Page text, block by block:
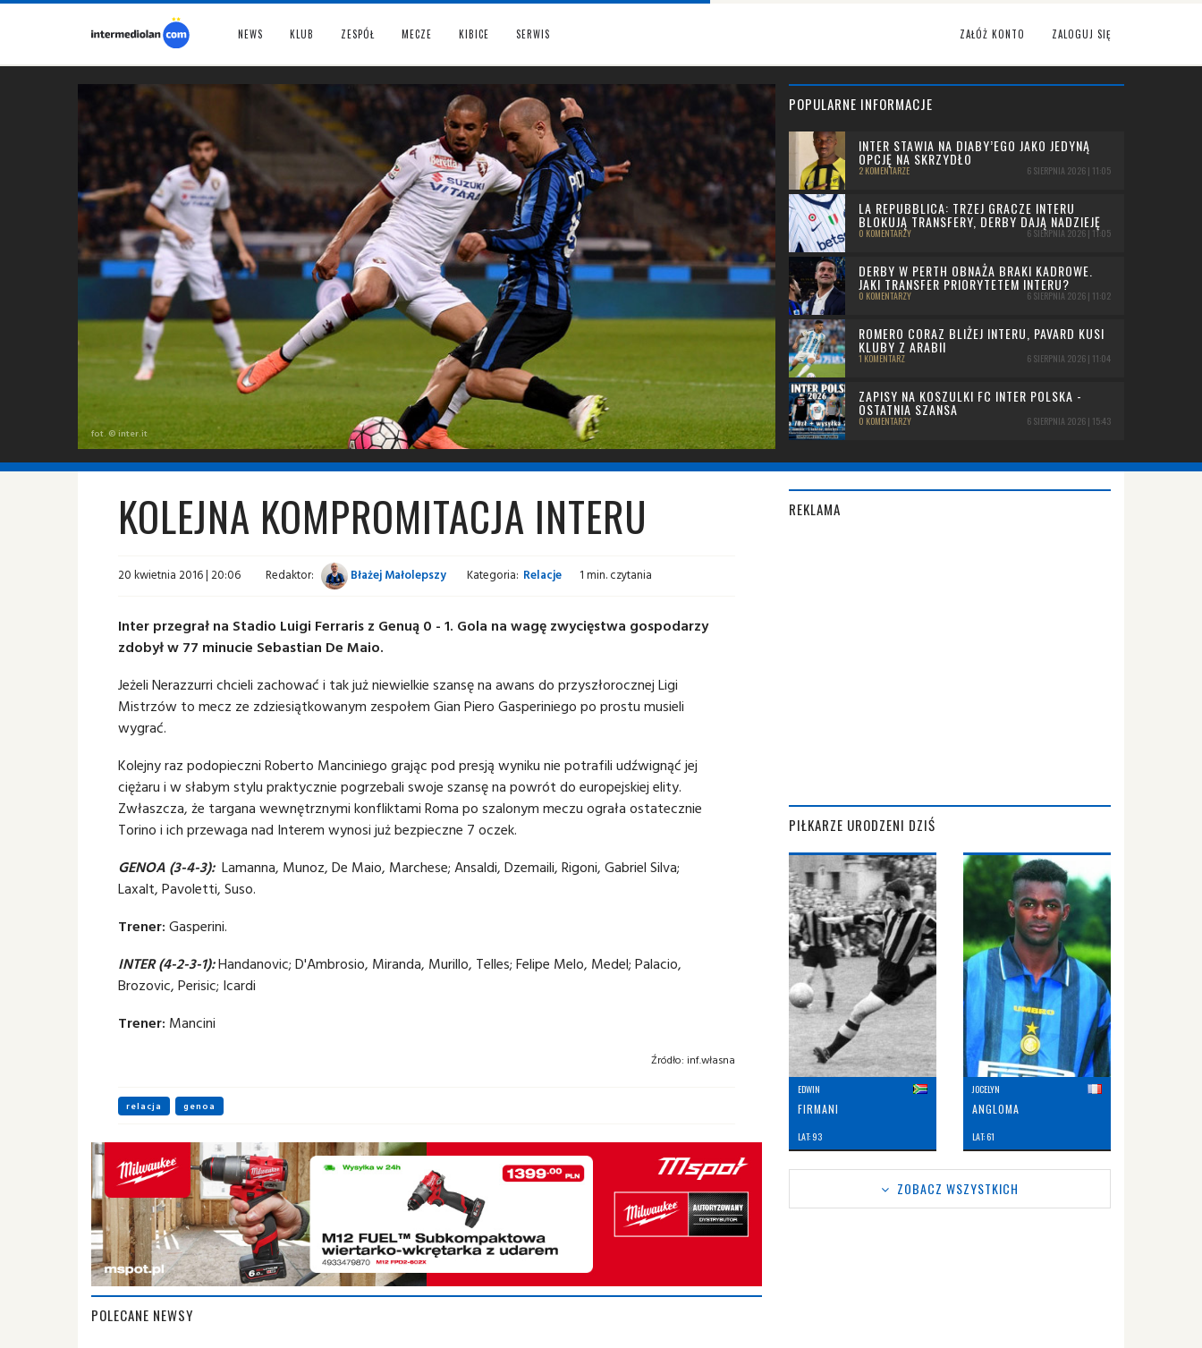
NEWS KLUB ZESPÓŁ MECZE KIBICE SERWIS ZAŁÓŻ KONTO ZALOGUJ SIĘ
fot. © inter.it
POPULARNE INFORMACJE
INTER STAWIA NA DIABY’EGO JAKO JEDYNĄ
OPCJĘ NA SKRZYDŁO
2 KOMENTARZE 6 SIERPNIA 2026 | 11:05
LA REPUBBLICA: TRZEJ GRACZE INTERU
BLOKUJĄ TRANSFERY, DERBY DAJĄ NADZIEJĘ
0 KOMENTARZY 6 SIERPNIA 2026 | 11:05
DERBY W PERTH OBNAŻA BRAKI KADROWE.
JAKI TRANSFER PRIORYTETEM INTERU?
0 KOMENTARZY 6 SIERPNIA 2026 | 11:02
ROMERO CORAZ BLIŻEJ INTERU, PAVARD KUSI
KLUBY Z ARABII
1 KOMENTARZ 6 SIERPNIA 2026 | 11:04
ZAPISY NA KOSZULKI FC INTER POLSKA -
OSTATNIA SZANSA
0 KOMENTARZY 6 SIERPNIA 2026 | 15:43
KOLEJNA KOMPROMITACJA INTERU
20 kwietnia 2016 | 20:06 Redaktor: Błażej Małolepszy Kategoria: Relacje 1 min. czytania
Inter przegrał na Stadio Luigi Ferraris z Genuą 0 - 1. Gola na wagę zwycięstwa gospodarzy
zdobył w 77 minucie Sebastian De Maio.
Jeżeli Nerazzurri chcieli zachować i tak już niewielkie szansę na awans do przyszłorocznej Ligi
Mistrzów to mecz ze zdziesiątkowanym zespołem Gian Piero Gasperiniego po prostu musieli
wygrać.
Kolejny raz podopieczni Roberto Manciniego grając pod presją wyniku nie potrafili udźwignąć jej
ciężaru i w słabym stylu praktycznie pogrzebali swoje szansę na powrót do europejskiej elity.
Zwłaszcza, że targana wewnętrznymi konfliktami Roma po szalonym meczu ograła ostatecznie
Torino i ich przewaga nad Interem wynosi już bezpieczne 7 oczek.
GENOA (3-4-3):Lamanna, Munoz, De Maio, Marchese; Ansaldi, Dzemaili, Rigoni, Gabriel Silva;
Laxalt, Pavoletti, Suso.
Trener: Gasperini.
INTER (4-2-3-1):Handanovic; D'Ambrosio, Miranda, Murillo, Telles; Felipe Melo, Medel; Palacio,
Brozovic, Perisic; Icardi
Trener: Mancini
Źródło: inf.własna
relacja genoa
POLECANE NEWSY
REKLAMA
PIŁKARZE URODZENI DZIŚ
EDWIN
FIRMANI
LAT: 93
JOCELYN
ANGLOMA
LAT: 61
ZOBACZ WSZYSTKICH